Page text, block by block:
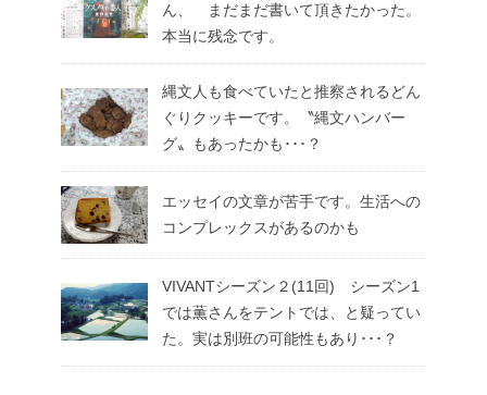
ん、 まだまだ書いて頂きたかった。
本当に残念です。
縄文人も食べていたと推察されるどん
ぐりクッキーです。〝縄文ハンバー
グ〟もあったかも･･･？
エッセイの文章が苦手です。生活への
コンプレックスがあるのかも
VIVANTシーズン２(11回) シーズン1
では薫さんをテントでは、と疑ってい
た。実は別班の可能性もあり･･･？